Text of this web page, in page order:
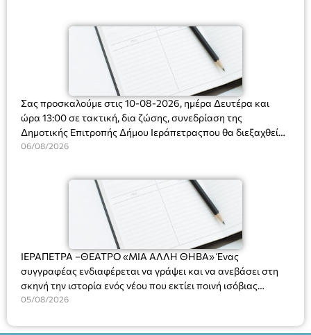
Σας προσκαλούμε στις 10-08-2026, ημέρα Δευτέρα και
ώρα 13:00 σε τακτική, δια ζώσης, συνεδρίαση της
Δημοτικής Επιτροπής Δήμου Ιεράπετραςπου θα διεξαχθεί
στο Δημοτικό Κατάστημα, Δημοκρατίας 31 στην αίθουσα
και λήψη αποφάσεων στα παρακάτω θέματα:
06/08/2026
ΙΕΡΑΠΕΤΡΑ –ΘΕΑΤΡΟ «ΜΙΑ ΑΛΛΗ ΘΗΒΑ» Ένας
συγγραφέας ενδιαφέρεται να γράψει και να ανεβάσει στη
σκηνή την ιστορία ενός νέου που εκτίει ποινή ισόβιας
κάθειρξης για πατροκτονία. Ένα πολυβραβευμένο έργο για
ασθένεια, τον ερωτισμό. Ένα έργο αινιγματικό, συγκινητικό,
05/08/2026